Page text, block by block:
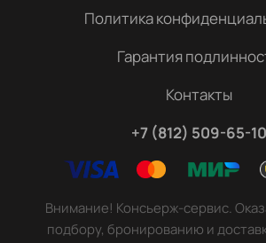
Политика
Гарантия
Контакты
+7 (812) 509-65-10
Внимание! Консьерж-сервис.
подбору, бронированию и